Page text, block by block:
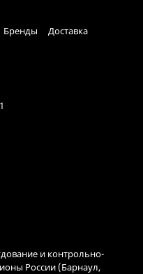
Бренды
Доставка
и контрольно-
России (Барнаул,